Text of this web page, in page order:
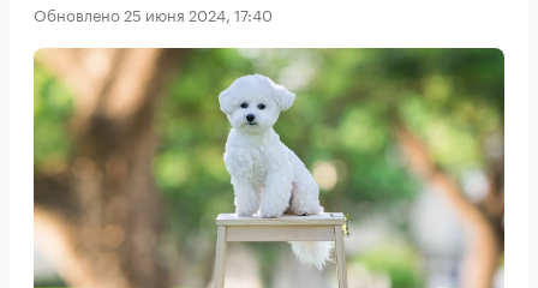
Обновлено 25 июня 2024, 17:40